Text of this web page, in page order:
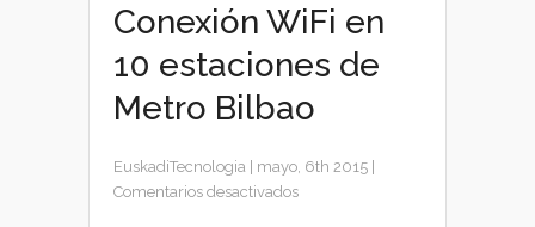
Conexión WiFi en
10 estaciones de
Metro Bilbao
EuskadiTecnologia mayo, 6th 2015
Comentarios desactivadosen